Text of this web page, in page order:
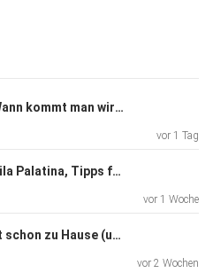
Live vom Camino: Wann kommt man wirklich auf dem Camino an? (unplugged 268)
vor 1 Tag
Live vom Camino: Vila Palatina, Tipps für den Camino Primitivo (unplugged 267)
vor 1 Woche
Der Camino beginnt schon zu Hause (unplugged 266)
vor 2 Wochen